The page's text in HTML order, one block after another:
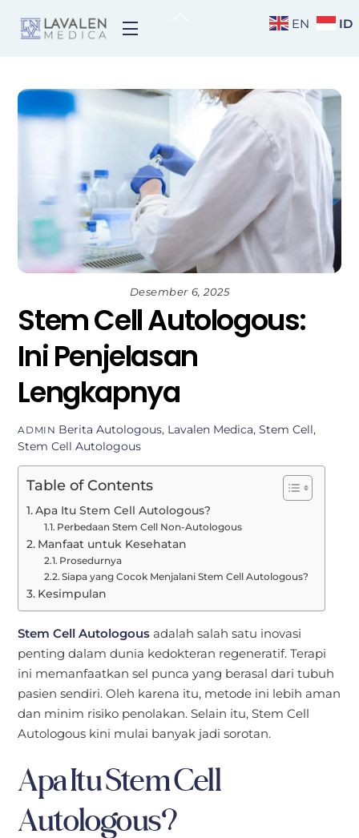
Menu
Desember 6, 2025
Stem Cell Autologous:
Ini Penjelasan
Lengkapnya
ADMIN Berita Autologous, Lavalen Medica,Stem Cell,
Stem Cell Autologous
Table of Contents
Apa Itu Stem Cell Autologous?
Perbedaan Stem Cell Non-Autologous
Manfaat untuk Kesehatan
Prosedurnya
Siapa yang Cocok Menjalani Stem Cell Autologous?
Kesimpulan
Stem Cell Autologous adalah salah satu inovasi
penting dalam dunia kedokteran regeneratif. Terapi
ini memanfaatkan sel punca yang berasal dari tubuh
pasien sendiri. Oleh karena itu, metode ini lebih aman
dan minim risiko penolakan. Selain itu, Stem Cell
Autologous kini mulai banyak jadi sorotan.
Apa Itu Stem Cell
Autologous?
EN ID